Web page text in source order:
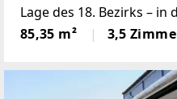
Lage des 18. Bezirks –
Herzen von Währing –
charmante Altbauhaus
85,35 m² 3,5